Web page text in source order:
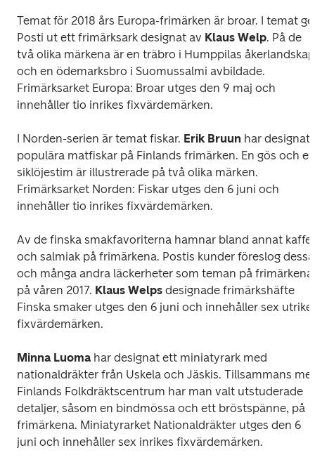
Temat för 2018 års Europa-frimärken är broar. I temat
Posti ut ett frimärksark designat av Klaus Welp. På de
två olika märkena är en träbro i Humppilas åkerlandskap
och en ödemarksbro i Suomussalmi avbildade.
Frimärksarket Europa: Broar utges den 9 maj och
innehåller tio inrikes fixvärdemärken.
I Norden-serien är temat fiskar. Erik Bruun har designat
populära matfiskar på Finlands frimärken. En gös och
siklöjestim är illustrerade på två olika märken.
Frimärksarket Norden: Fiskar utges den 6 juni och
innehåller tio inrikes fixvärdemärken.
Av de finska smakfavoriterna hamnar bland annat kaffe
och salmiak på frimärkena. Postis kunder föreslog dessa
och många andra läckerheter som teman på frimärkena
på våren 2017. Klaus Welps
Finska smaker utges den 6 juni och innehåller sex
fixvärdemärken.
Minna Luoma har designat ett miniatyrark med
nationaldräkter från Uskela och Jäskis. Tillsammans
Finlands Folkdräktscentrum har man valt utstuderade
detaljer, såsom en bindmössa och ett bröstspänne, på
frimärkena. Miniatyrarket Nationaldräkter utges den 6
juni och innehåller sex inrikes fixvärdemärken.